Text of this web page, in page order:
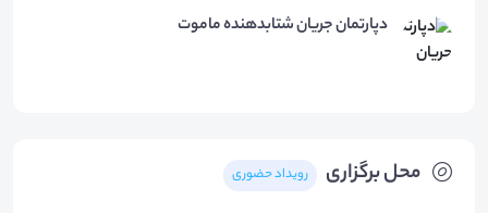
محل برگزاری رویداد حضوری
دپارتمان جریان شتابدهنده ماموت